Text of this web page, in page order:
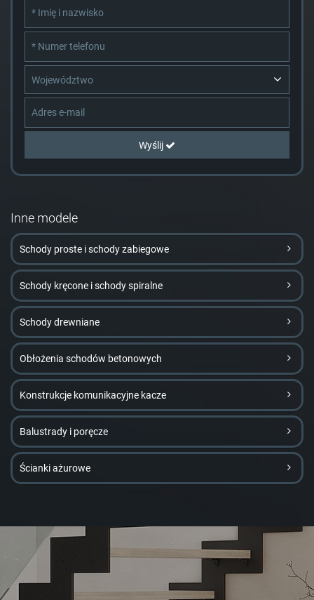
Województwo
Wyślij
Inne modele
Schody proste i schody zabiegowe
Schody kręcone i schody spiralne
Schody drewniane
Obłożenia schodów betonowych
Konstrukcje komunikacyjne kacze
Balustrady i poręcze
Ścianki ażurowe